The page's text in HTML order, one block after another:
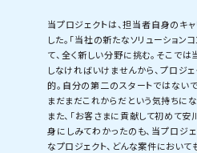
当プロジェクトは、担当者自身のキ
した。「当社の新たなソリューション
て、全く新しい分野に挑む。そこでは
しなければいけませんから、プロジ
的。自分の第二のスタートではない
まだまだこれからだという気持ちにな
また、「お客さまに貢献して初めて安
身にしみてわかったのも、当プロジェ
なプロジェクト、どんな案件において